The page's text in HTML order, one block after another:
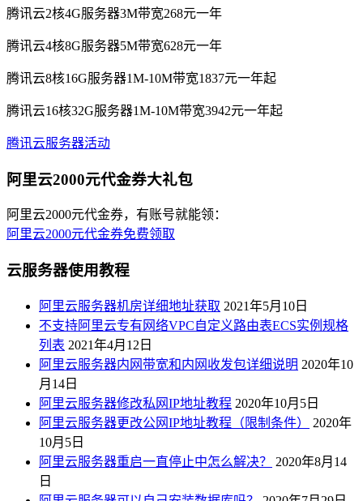
腾讯云2核4G服务器3M带宽268元一年
腾讯云4核8G服务器5M带宽628元一年
腾讯云8核16G服务器1M-10M带宽1837元一年起
腾讯云16核32G服务器1M-10M带宽3942元一年起
腾讯云服务器活动
阿里云2000元代金券大礼包
阿里云2000元代金券，有账号就能领：
阿里云2000元代金券免费领取
云服务器使用教程
阿里云服务器机房详细地址获取 2021年5月10日
不支持阿里云专有网络VPC自定义路由表ECS实例规格
列表 2021年4月12日
阿里云服务器内网带宽和内网收发包详细说明 2020年10
月14日
阿里云服务器修改私网IP地址教程 2020年10月5日
阿里云服务器更改公网IP地址教程（限制条件）
2020年
10月5日
阿里云服务器重启一直停止中怎么解决？
2020年8月14
日